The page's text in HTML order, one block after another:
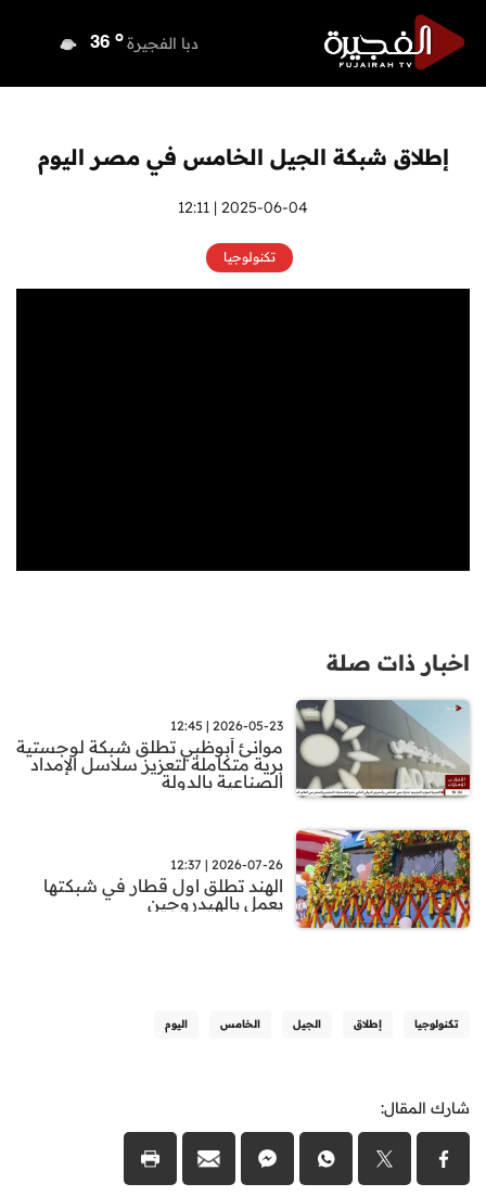
دبا الفجيرة 36 o
عجمان
أم القيوين 36 o
راس الخيمة
إطلاق شبكة الجيل الخامس في مصر اليوم
2025-06-04 | 12:11
تكنولوجيا
اخبار ذات صلة
2026-05-23 | 12:45
موانئ أبوظبي تطلق شبكة لوجستية
برية متكاملة لتعزيز سلاسل الإمداد
الصناعية بالدولة
2026-07-26 | 12:37
الهند تطلق اول قطار في شبكتها
يعمل بالهيدروجين
تكنولوجيا إطلاق الجيل الخامس اليوم
شارك المقال: